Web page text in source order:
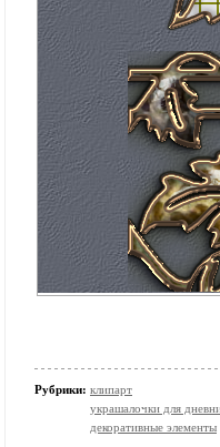
Рубрики: клипарт
украшалочки для
декоративные элементы